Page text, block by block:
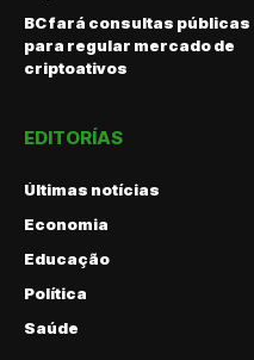
BC fará consultas públicas
para regular mercado de
criptoativos
EDITORÍAS
Últimas notícias
Economia
Educação
Política
Saúde